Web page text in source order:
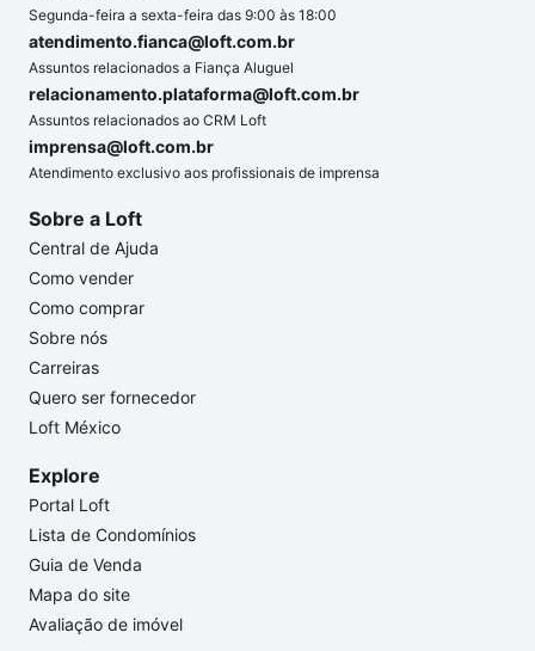
Segunda-feira a sexta-feira das 9:00 às 18:00
atendimento.fianca@loft.com.br
Assuntos relacionados a Fiança Aluguel
relacionamento.plataforma@loft.com.br
Assuntos relacionados ao CRM Loft
imprensa@loft.com.br
Atendimento exclusivo aos profissionais de imprensa
Sobre a Loft
Central de Ajuda
Como vender
Como comprar
Sobre nós
Carreiras
Quero ser fornecedor
Loft México
Explore
Portal Loft
Lista de Condomínios
Guia de Venda
Mapa do site
Avaliação de imóvel